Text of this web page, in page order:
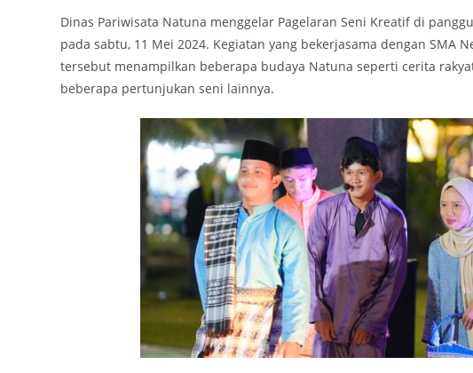
Dinas Pariwisata Natuna menggelar Pagelaran Seni Kreatif di
pada sabtu, 11 Mei 2024. Kegiatan yang bekerjasama dengan SMA
tersebut menampilkan beberapa budaya Natuna seperti cerita
beberapa pertunjukan seni lainnya.